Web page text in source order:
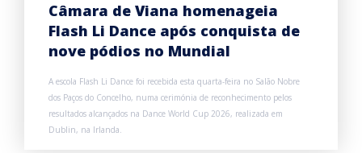
Câmara de Viana homenageia
Flash Li Dance após conquista de
nove pódios no Mundial
A escola Flash Li Dance foi recebida esta quarta-feira no Salão Nobre
dos Paços do Concelho, numa cerimónia de reconhecimento pelos
resultados alcançados na Dance World Cup 2026, realizada em
Dublin, na Irlanda.